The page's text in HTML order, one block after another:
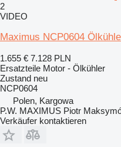
2
VIDEO
Maximus NCP0604
1.655 € 7.128 PLN
Ersatzteile Motor - Ölkühler
Zustand neu
NCP0604
Polen, Kargowa
P.W. MAXIMUS Piotr
Verkäufer kontaktieren